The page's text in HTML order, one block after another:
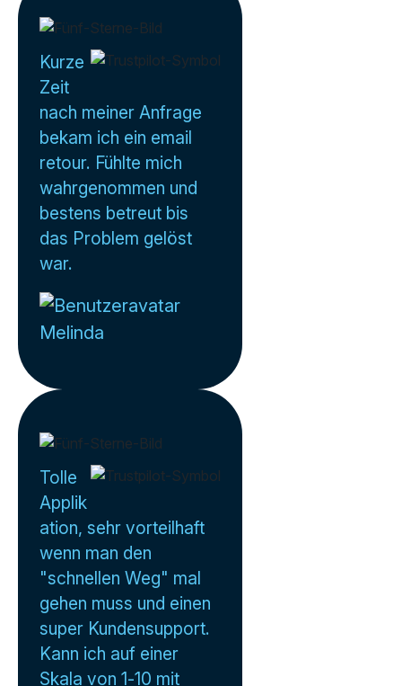
Kurze
Zeit
nach meiner Anfrage
bekam ich ein email
retour. Fühlte mich
wahrgenommen und
bestens betreut bis
das Problem gelöst
war.
Melinda
Tolle
Applik
ation, sehr vorteilhaft
wenn man den
"schnellen Weg" mal
gehen muss und einen
super Kundensupport.
Kann ich auf einer
Skala von 1-10 mit